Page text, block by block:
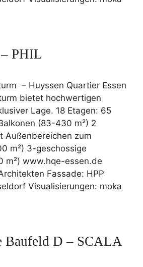
PHIL
– Huyssen Quartier Essen
bietet hochwertigen
Lage. 18 Etagen: 65
(83-430 m²) 2
Außenbereichen zum
m²) 3-geschossige
m²) www.hqe-essen.de
Fassade: HPP
Visualisierungen: moka
Baufeld D – SCALA